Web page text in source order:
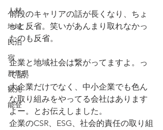
人材
地域
民泊
宿
群馬県
観光
能登
前段のキャリアの話が長くなり、ちょ
っと反省。笑いがあんまり取れなかっ
たのも反省。
企業と地域社会は繋がってますよ。っ
て話。
大企業だけでなく、中小企業でも色ん
な取り組みをやってる会社はあります
よー。とお伝えしました。
企業のCSR、ESG、社会的責任の取り組